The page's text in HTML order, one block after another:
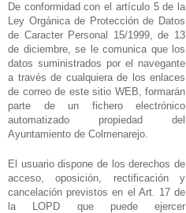
De conformidad con el artículo 5 de la
Ley Orgánica de Protección de Datos
de Caracter Personal 15/1999, de 13
de diciembre, se le comunica que los
datos suministrados por el navegante
a través de cualquiera de los enlaces
de correo de este sitio WEB, formarán
parte de un fichero electrónico
automatizado propiedad del
Ayuntamiento de Colmenarejo.
El usuario dispone de los derechos de
acceso, oposición, rectificación y
cancelación previstos en el Art. 17 de
la LOPD que puede ejercer